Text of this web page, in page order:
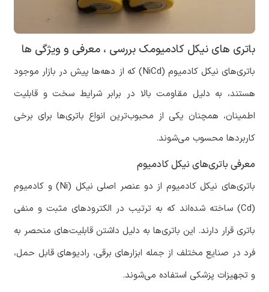
باتری های نیکل کادمیومک بررسی ، معرفی و ویژگی ها
باتری‌های نیکل کادمیوم (NiCd) که از دهه‌ها پیش در بازار موجود
هستند، به دلیل مقاومت بالا در برابر شرایط سخت و قابلیت
اطمینان، همچنان یکی از محبوب‌ترین انواع باتری‌ها برای برخی
کاربردها محسوب می‌شوند.
معرفی باتری‌های نیکل کادمیوم
باتری‌های نیکل کادمیوم از دو عنصر اصلی نیکل (Ni) و کادمیوم
(Cd) ساخته شده‌اند که به ترتیب در الکترودهای مثبت و منفی
باتری قرار دارند. این باتری‌ها به دلیل داشتن قابلیت‌های منحصر به
فرد در صنایع مختلف از جمله ابزارهای برقی، رادیوهای قابل حمل،
و تجهیزات پزشکی استفاده می‌شوند.